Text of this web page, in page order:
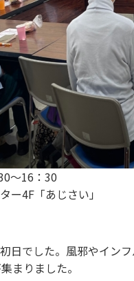
～16：30
ー4F「あじさい」
日でした。風邪やイン
まりました。